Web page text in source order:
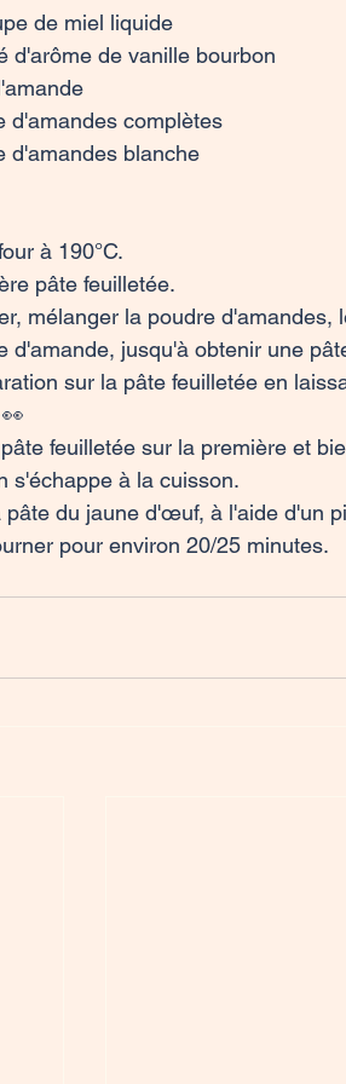
de miel liquide
d'arôme de vanille bourbon
d'amandes complètes
d'amandes blanche
à 190°C.
pâte feuilletée.
mélanger la poudre
d'amande, jusqu'à obtenir une
sur la pâte feuilletée en
feuilletée sur la première et
s'échappe à la cuisson.
pâte du jaune d'œuf, à l'aide d'un
pour environ 20/25 minutes.